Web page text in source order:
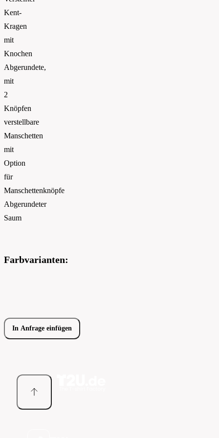
Kent-
Kragen
mit
Knochen
Abgerundete,
mit
2
Knöpfen
verstellbare
Manschetten
mit
Option
für
Manschettenknöpfe
Abgerundeter
Saum
Farbvarianten:
In Anfrage einfügen